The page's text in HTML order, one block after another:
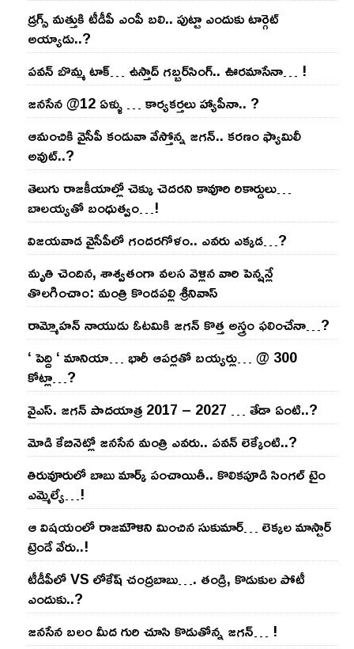
డ్రగ్స్ మత్తుకి టీడీపీ ఎంపీ బలి.. పుట్టా ఎందుకు టార్గెట్
అయ్యాడు..?
ప‌వ‌న్ బొమ్మ టాక్‌… ఉస్తాద్ గ‌బ్బ‌ర్‌సింగ్‌.. ఊర‌మాసేనా… !
జనసేన @12 ఏళ్ళు … కార్యకర్తలు హ్యాపీనా.. ?
ఆమంచికి వైసీపీ కండువా వేస్తోన్న జ‌గ‌న్‌.. క‌ర‌ణం ఫ్యామిలీ
అవుట్‌..?
తెలుగు రాజ‌కీయాల్లో చెక్కు చెద‌ర‌ని కావూరి రికార్డులు…
బాల‌య్యతో బంధుత్వం…!
విజ‌య‌వాడ వైసీపీలో గంద‌ర‌గోళం.. ఎవ‌రు ఎక్క‌డ‌…?
మృతి చెందిన, శాశ్వతంగా వలస వెళ్లిన వారి పెన్ష‌న్లే
తొల‌గించాం: మంత్రి కొండపల్లి శ్రీనివాస్
రామ్మోహ‌న్ నాయుడు ఓట‌మికి జ‌గ‌న్ కొత్త అస్త్రం ఫ‌లించేనా…?
‘ పెద్ది ‘ మానియా… భారీ ఆప‌ర్ల‌తో బ‌య్య‌ర్లు… @ 300
కోట్లా…?
వైఎస్‌. జ‌గ‌న్ పాద‌యాత్ర 2017 – 2027 … తేడా ఏంటి..?
మోడి కేబినెట్లో జ‌నసేన మంత్రి ఎవ‌రు.. ప‌వ‌న్ లెక్కేంటి..?
తిరువూరులో బాబు మార్క్ పంచాయితీ.. కొలిక‌పూడి సింగ‌ల్ టైం
ఎమ్మెల్యే…!
ఆ విష‌యంలో రాజ‌మౌళిని మించిన సుకుమార్‌… లెక్క‌ల మాస్టార్
ట్రెండే వేరు..!
టీడీపీలో VS లోకేష్ చంద్ర‌బాబు…. తండ్రి, కొడుకుల పోటీ
ఎందుకు..?
జ‌న‌సేన బ‌లం మీద గురి చూసి కొడుతోన్న జ‌గ‌న్‌… !